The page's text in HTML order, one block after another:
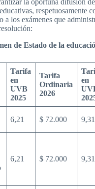
la oportuna difusión
respetuosamente
a los exámenes que
de Estado de la
Tarifa
en
UVB
2025
Tarifa
Ordinaria
2026
en
6,21 $ 72.000 9,31
6,21 $ 72.000 9,31